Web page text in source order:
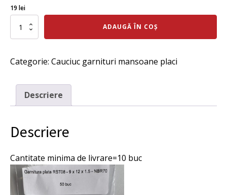
Prețul
inițial
a
21 lei.
19 leiPrețul
curent
este:
Cantitate
Garnitura
cauciuc
presiune
inalta
mm.
ADAUGĂ ÎN COȘ
Categorie: Cauciuc garnituri mansoane placi
Descriere
Descriere
Cantitate minima de livrare=10 buc